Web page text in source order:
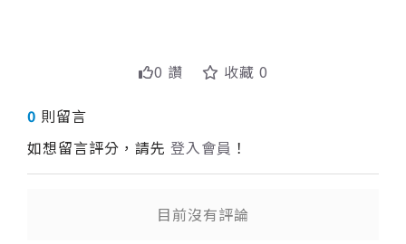
0 讚 收藏 0
0 則留言
如想留言評分，請先 登入會員 ！
目前沒有評論